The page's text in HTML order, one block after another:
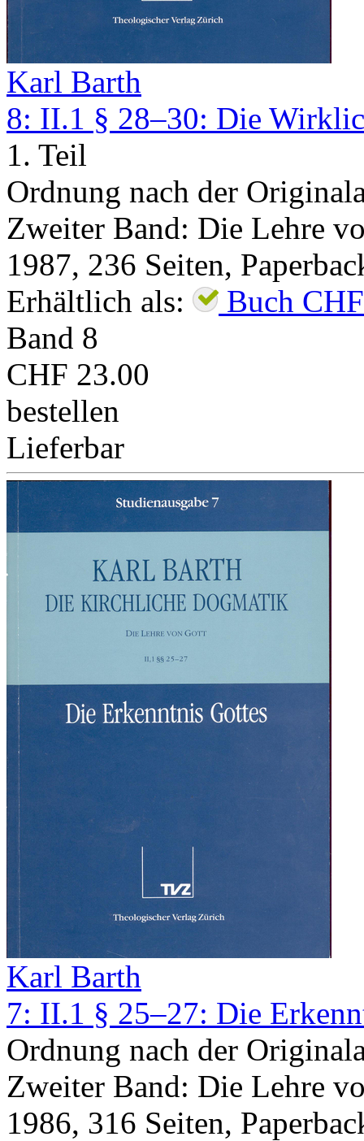
Karl Barth
8: II.1 § 28–30: Die
1. Teil
Ordnung nach der
Zweiter Band: Die Lehre
1987, 236 Seiten,
Erhältlich als:
Buch
Band 8
CHF 23.00
bestellen
Lieferbar
Karl Barth
7: II.1 § 25–27: Die
Ordnung nach der
Zweiter Band: Die Lehre
1986, 316 Seiten,